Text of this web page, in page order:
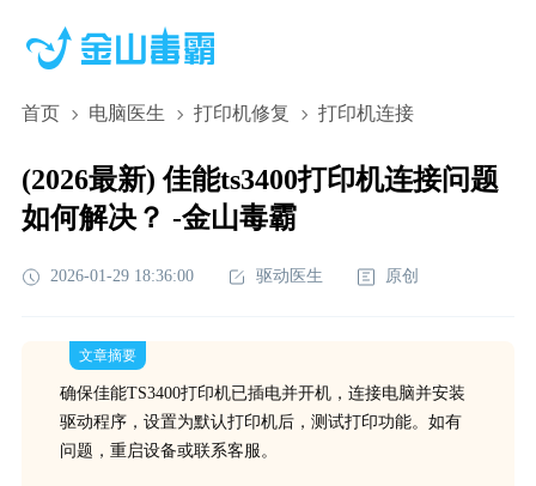
首页 电脑医生 打印机修复 打印机连接
(2026最新) 佳能ts3400打印机连接问题
如何解决？ -金山毒霸
2026-01-29 18:36:00 驱动医生 原创
文章摘要
确保佳能TS3400打印机已插电并开机，连接电脑并安装
驱动程序，设置为默认打印机后，测试打印功能。如有
问题，重启设备或联系客服。